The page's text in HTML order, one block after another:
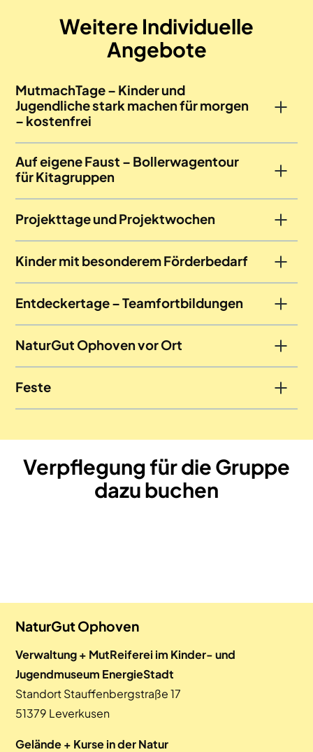
Weitere Individuelle
Angebote
MutmachTage – Kinder und
Jugendliche stark machen für morgen
– kostenfrei
Auf eigene Faust – Bollerwagentour
für Kitagruppen
Projekttage und Projektwochen
Kinder mit besonderem Förderbedarf
Entdeckertage – Teamfortbildungen
NaturGut Ophoven vor Ort
Feste
Verpflegung für die Gruppe
dazu buchen
Pizza buchen
NaturGut Ophoven
Verwaltung + MutReiferei im Kinder- und
Jugendmuseum EnergieStadt
Standort Stauffenbergstraße 17
51379 Leverkusen
Gelände + Kurse in der Natur